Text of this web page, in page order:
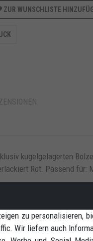
ZUR WUNSCHLISTE
kugelgelagerten
Rot. Passend für:
zu personalisieren,
Wir liefern auch